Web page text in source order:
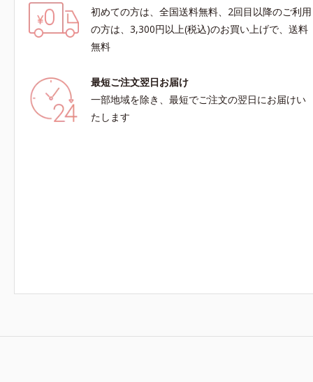
初めての方は、全国送料無料、2回目以降のご利用
の方は、3,300円以上(税込)のお買い上げで、送料
無料
最短ご注文翌日お届け
一部地域を除き、最短でご注文の翌日にお届けい
たします